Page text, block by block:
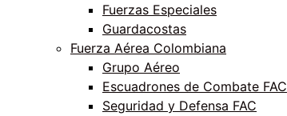
Fuerzas Especiales
Guardacostas
Fuerza Aérea Colombiana
Grupo Aéreo
Escuadrones de Combate FAC
Seguridad y Defensa FAC